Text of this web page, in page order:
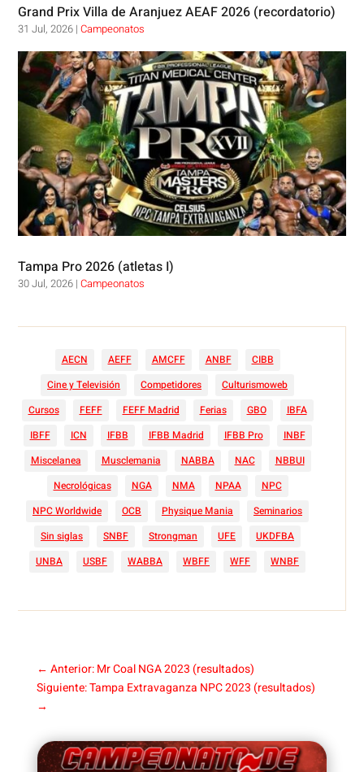
Grand Prix Villa de Aranjuez AEAF 2026 (recordatorio)
31 Jul, 2026 |Campeonatos
Tampa Pro 2026 (atletas I)
30 Jul, 2026 |Campeonatos
AECN AEFF AMCFF ANBF
CIBB
Cine y Televisión
Competidores
Culturismoweb
Cursos
FEFF FEFF Madrid Ferias GBO
IBFA
IBFF
ICN IFBB IFBB Madrid IFBB Pro
INBF
Miscelanea
Musclemania NABBA NAC
NBBUI
Necrológicas
NGA NMA NPAA
NPC
NPC Worldwide
OCB Physique Mania
Seminarios
Sin siglas
SNBF Strongman UFE
UKDFBA
UNBA
USBF WABBA WBFF WFF WNBF
← Anterior: Mr Coal NGA 2023 (resultados)
Siguiente: Tampa Extravaganza NPC 2023 (resultados)
→